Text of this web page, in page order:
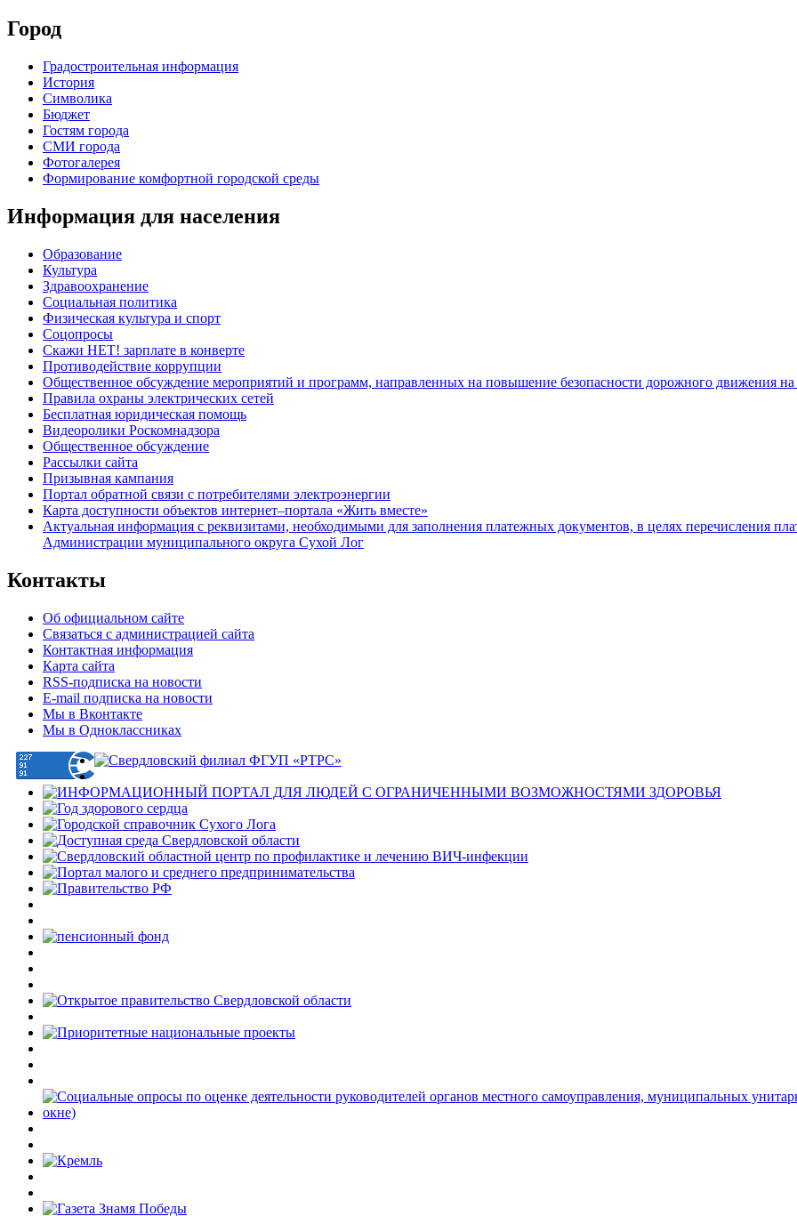
Город
Градостроительная информация
История
Символика
Бюджет
Гостям города
СМИ города
Фотогалерея
Формирование комфортной городской среды
Информация для населения
Образование
Культура
Здравоохранение
Социальная политика
Физическая культура и спорт
Соцопросы
Скажи НЕТ! зарплате в конверте
Противодействие коррупции
Общественное обсуждение мероприятий и программ, направленных на повышение безопасности дорожного движения на
Правила охраны электрических сетей
Бесплатная юридическая помощь
Видеоролики Роскомнадзора
Общественное обсуждение
Рассылки сайта
Призывная кампания
Портал обратной связи с потребителями электроэнергии
Карта доступности объектов интернет–портала «Жить вместе»
Актуальная информация с реквизитами, необходимыми для заполнения платежных документов, в целях перечисления
Администрации муниципального округа Сухой Лог
Контакты
Об официальном сайте
Связаться с администрацией сайта
Контактная информация
Карта сайта
RSS-подписка на новости
E-mail подписка на новости
Мы в Вконтакте
Мы в Одноклассниках